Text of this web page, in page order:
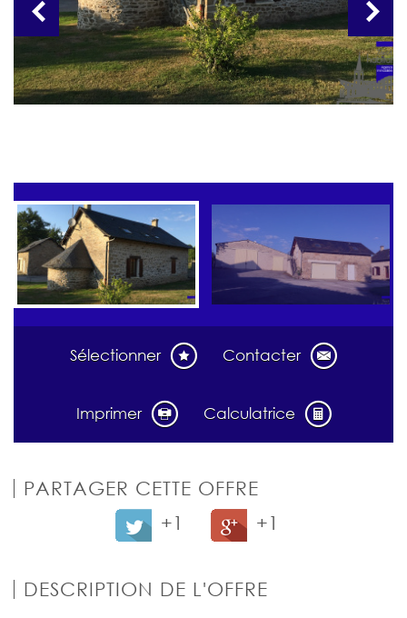
Sélectionner Contacter
Imprimer Calculatrice
PARTAGER CETTE OFFRE
+1
+1
DESCRIPTION DE L'OFFRE